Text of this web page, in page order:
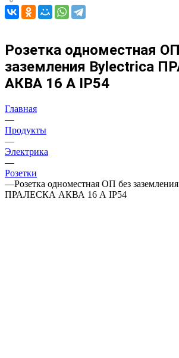
Розетка одноместная
заземления Bylectrica
АКВА 16 А IP54
Главная
—
Продукты
—
Электрика
—
Розетки
—Розетка одноместная ОП без
ПРАЛЕСКА АКВА 16 А IP54